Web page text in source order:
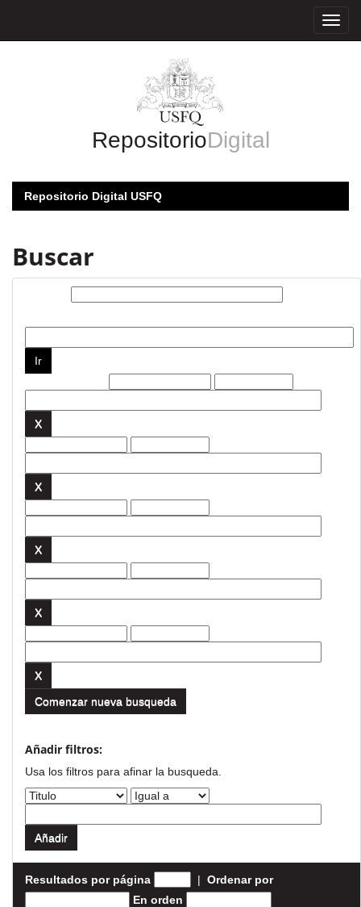
RepositorioDigital
Repositorio Digital USFQ
Buscar
Comenzar nueva busqueda
Añadir filtros:
Usa los filtros para afinar la busqueda.
Resultados por página | Ordenar por
En orden